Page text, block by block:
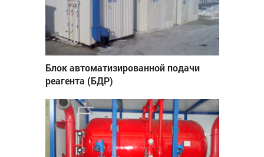
Блок автоматизированной подачи
реагента (БДР)